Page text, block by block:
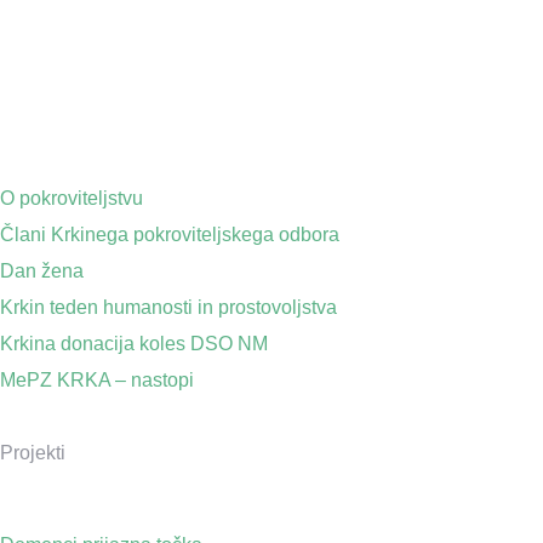
O pokroviteljstvu
Člani Krkinega pokroviteljskega odbora
Dan žena
Krkin teden humanosti in prostovoljstva
Krkina donacija koles DSO NM
MePZ KRKA – nastopi
Projekti